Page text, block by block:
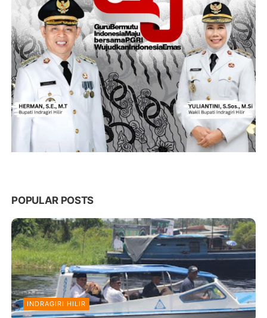
POPULAR POSTS
INDRAGIRI HILIR